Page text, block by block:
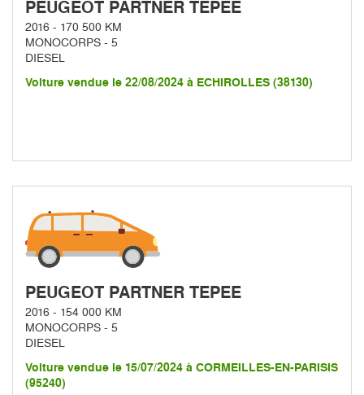
PEUGEOT PARTNER TEPEE
2016 - 170 500 KM
MONOCORPS - 5
DIESEL
Voiture vendue le 22/08/2024 à ECHIROLLES (38130)
PEUGEOT PARTNER TEPEE
2016 - 154 000 KM
MONOCORPS - 5
DIESEL
Voiture vendue le 15/07/2024 à CORMEILLES-EN-PARISIS
(95240)